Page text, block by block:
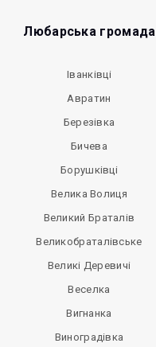
Любарська громада
Іванківці
Авратин
Березівка
Бичева
Борушківці
Велика Волиця
Великий Браталів
Великобраталівське
Великі Деревичі
Веселка
Вигнанка
Виноградівка